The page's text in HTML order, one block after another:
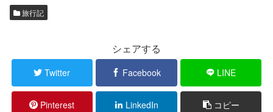
旅行記
シェアする
Twitter Facebook LINE
Pinterest LinkedIn コピー